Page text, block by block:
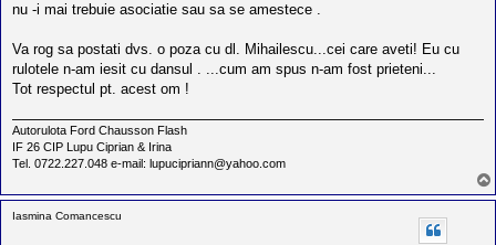
e
s
i
a
t
o
r
l
t
nu -i mai trebuie asociatie sau sa se amestece .
Va rog sa postati dvs. o poza cu dl. Mihailescu...cei care aveti! Eu cu
rulotele n-am iesit cu dansul . ...cum am spus n-am fost prieteni...
Tot respectul pt. acest om !
Autorulota Ford Chausson Flash
IF 26 CIP Lupu Ciprian & Irina
Tel. 0722.227.048 e-mail: lupucipriann@yahoo.com
Iasmina Comancescu